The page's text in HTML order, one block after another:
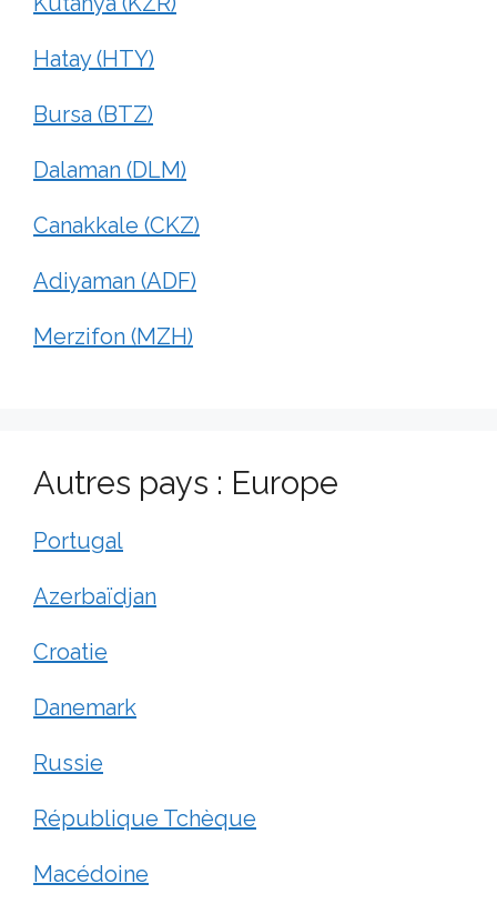
Hatay (HTY)
Bursa (BTZ)
Dalaman (DLM)
Canakkale (CKZ)
Adiyaman (ADF)
Merzifon (MZH)
Autres pays : Europe
Portugal
Azerbaïdjan
Croatie
Danemark
Russie
République Tchèque
Macédoine